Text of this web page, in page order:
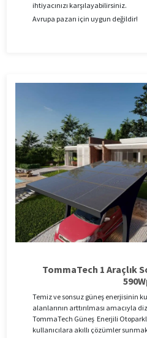
ihtiyacınızı karşılayabilirsiniz.
Avrupa pazarı için uygun değildir!
TommaTech 1 Araçlık
Temiz ve sonsuz güneş enerjisinin
alanlarının arttırılması amacıyla
TommaTech Güneş Enerjili
kullanıcılara akıllı çözümler